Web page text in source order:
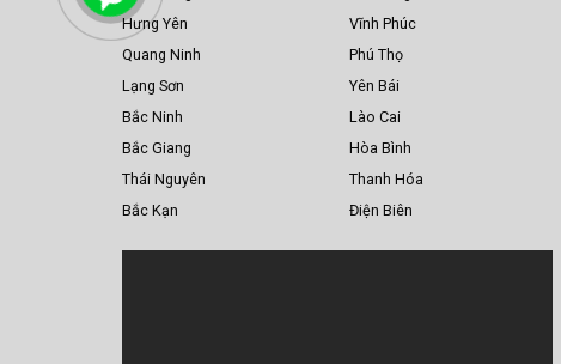
Hưng Yên
Quang Ninh
Lạng Sơn
Bắc Ninh
Bắc Giang
Thái Nguyên
Bắc Kạn
Vĩnh Phúc
Phú Thọ
Yên Bái
Lào Cai
Hòa Bình
Thanh Hóa
Điện Biên